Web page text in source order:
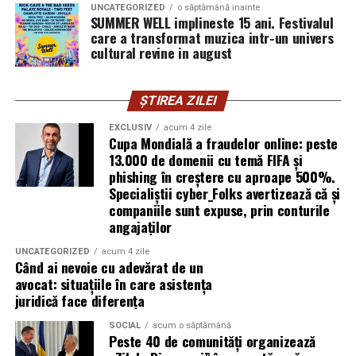
Abonamentele sunt disponibile pe summerwell.ro la
pretul de 513 lei. De asemenea, pot fi achizitionate
sambata, respectiv 426.6 lei pentru duminica.
Prima este diferența dintre suprafața din acte și cea
măsurată efectiv. La imobilele vechi, măsurătorile de
acum câteva decenii au fost făcute cu instrumente mai
sunt neobișnuite. Rezolvarea presupune o documentație
de actualizare.
A doua este suprapunerea cu imobilele vecine — situația
în care două documentații cadastrale revendică, pe
hârtie, aceeași fâșie de teren. Deblocarea necesită
măsurători comparative și, uneori, acordul vecinilor.
A treia categorie o reprezintă construcțiile edificate fără
autorizație sau extinderile nedeclarate, care nu apar în
documentația inițială. Înainte de orice tranzacție,
acestea trebuie reflectate corect în evidențe.
Echipamentele au schimbat
UNCATEGORIZED o săptămână inainte
SUMMER WELL implineste 15 ani. Festivalul
care a transformat muzica intr-un univers
cultural revine in august
ȘTIREA ZILEI
EXCLUSIV acum 4 zile
Cupa Mondială a fraudelor online: peste
13.000 de domenii cu temă FIFA și
phishing în creștere cu aproape 500%.
Specialiștii cyber_Folks avertizează că și
companiile sunt expuse, prin conturile
angajaților
UNCATEGORIZED acum 4 zile
Când ai nevoie cu adevărat de un
avocat: situațiile în care asistența
juridică face diferența
SOCIAL acum o săptămână
Peste 40 de comunități organizează